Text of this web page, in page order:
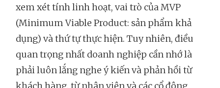
xem xét tính linh hoạt, vai trò của MVP
(Minimum Viable Product: sản phẩm khả
dụng) và thứ tự thực hiện. Tuy nhiên, điều
quan trọng nhất doanh nghiệp cần nhớ là
phải luôn lắng nghe ý kiến và phản hồi từ
khách hàng, từ nhân viên và các cổ đông